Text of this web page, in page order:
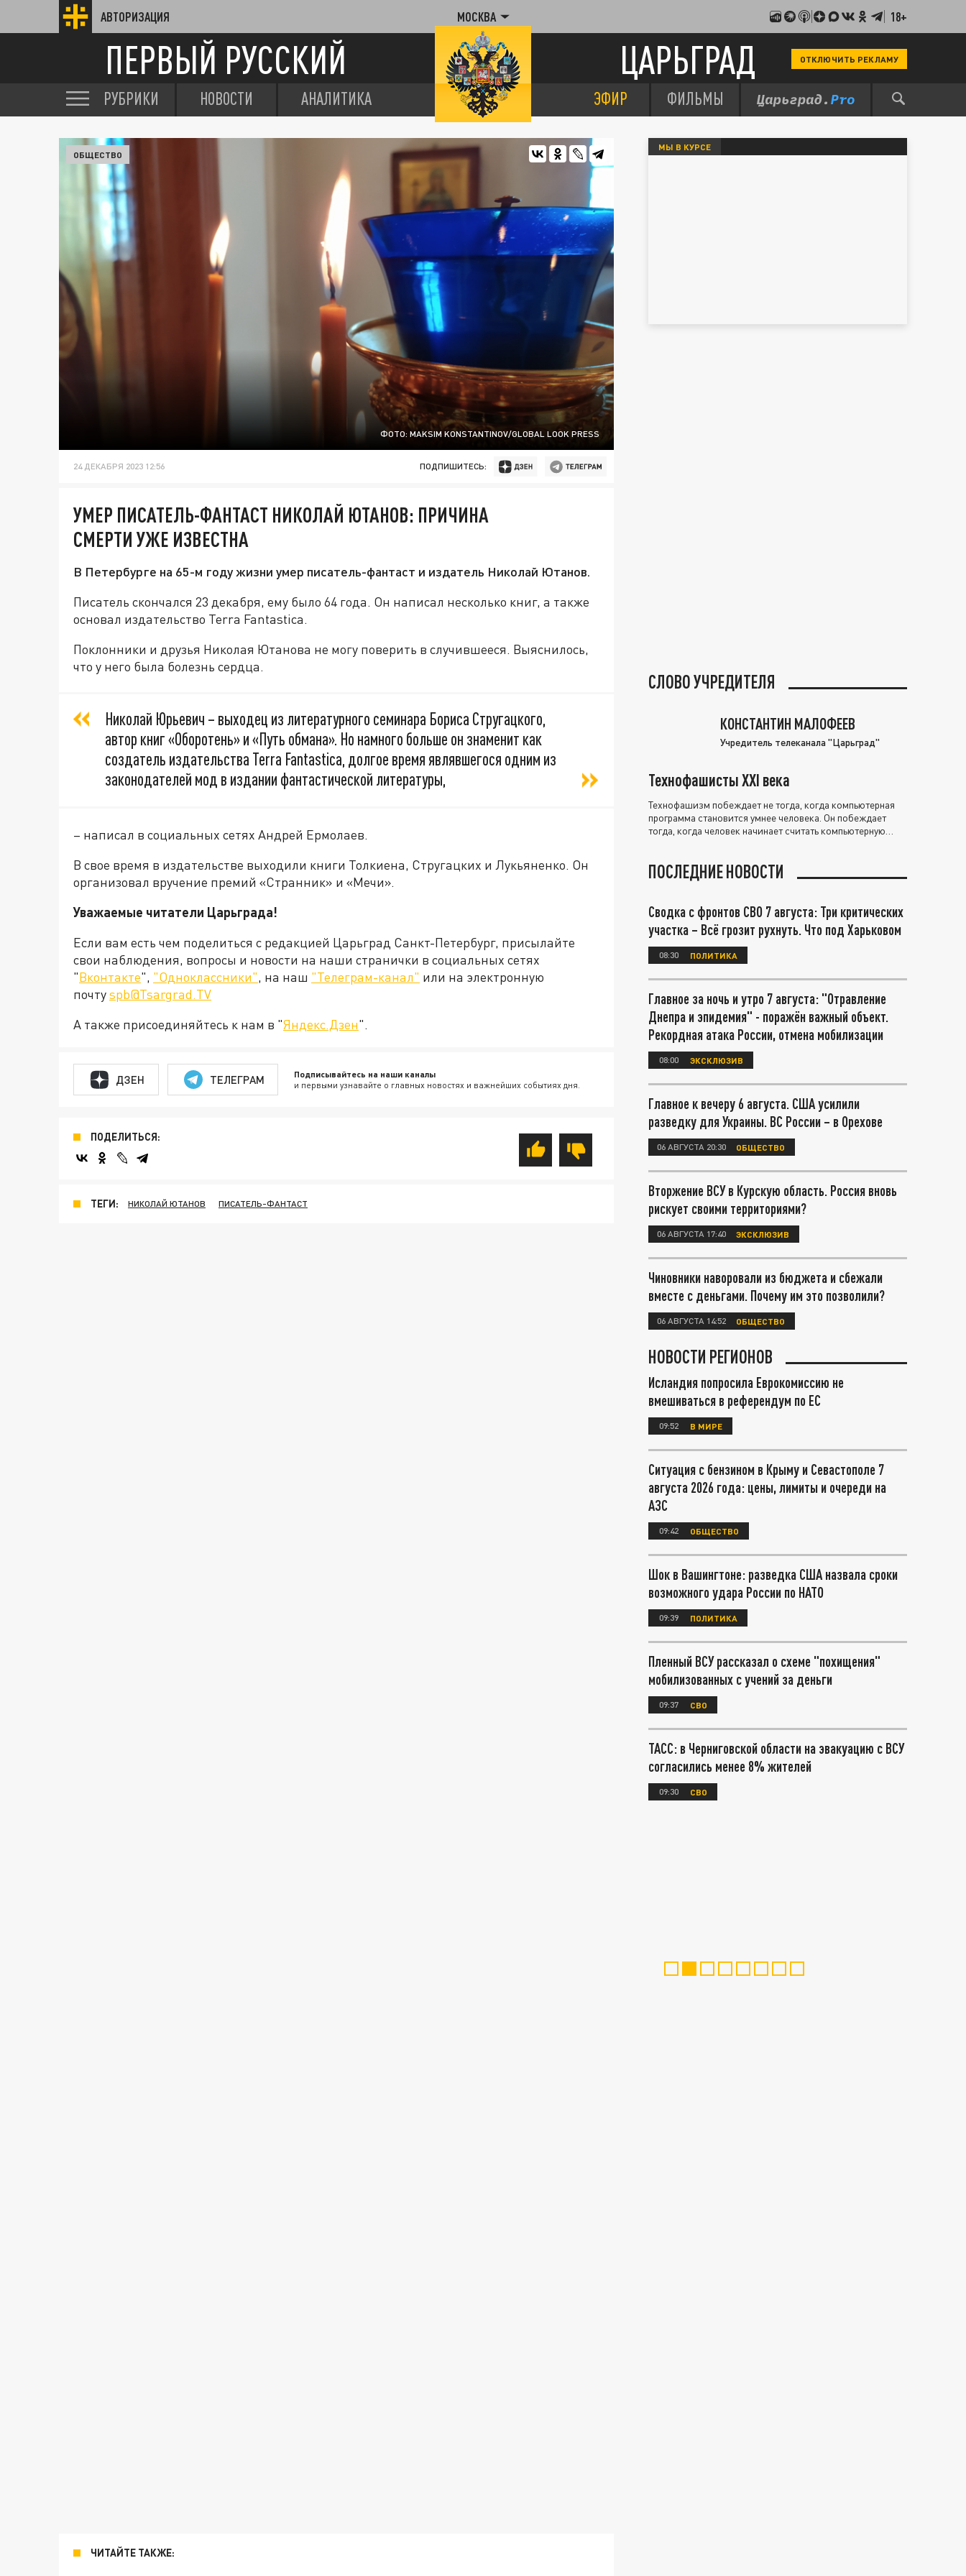
АВТОРИЗАЦИЯ МОСКВА 18+
ПЕРВЫЙ РУССКИЙ ЦАРЬГРАД ОТКЛЮЧИТЬ РЕКЛАМУ
РУБРИКИ НОВОСТИ АНАЛИТИКА ЭФИР ФИЛЬМЫ
ФОТО: MAKSIM KONSTANTINOV/GLOBAL LOOK PRESS
ОБЩЕСТВО
24 ДЕКАБРЯ 2023 12:56 ПОДПИШИТЕСЬ:
УМЕР ПИСАТЕЛЬ-ФАНТАСТ НИКОЛАЙ ЮТАНОВ: ПРИЧИНА
СМЕРТИ УЖЕ ИЗВЕСТНА
В Петербурге на 65-м году жизни умер писатель-фантаст и издатель Николай Ютанов.
Писатель скончался 23 декабря, ему было 64 года. Он написал несколько книг, а также
основал издательство Terra Fantastica.
Поклонники и друзья Николая Ютанова не могу поверить в случившееся. Выяснилось,
что у него была болезнь сердца.
Николай Юрьевич – выходец из литературного семинара Бориса Стругацкого,
автор книг «Оборотень» и «Путь обмана». Но намного больше он знаменит как
создатель издательства Terra Fantastica, долгое время являвшегося одним из
законодателей мод в издании фантастической литературы,
– написал в социальных сетях Андрей Ермолаев.
В свое время в издательстве выходили книги Толкиена, Стругацких и Лукьяненко. Он
организовал вручение премий «Странник» и «Мечи».
Уважаемые читатели Царьграда!
Если вам есть чем поделиться с редакцией Царьград Санкт-Петербург, присылайте
свои наблюдения, вопросы и новости на наши странички в социальных сетях
"Вконтакте", "Одноклассники", на наш "Телеграм-канал" или на электронную
почтуspb@Tsargrad.TV
А также присоединяйтесь к нам в "Яндекс.Дзен".
ДЗЕН ТЕЛЕГРАМ Подписывайтесь на наши каналы
и первыми узнавайте о главных новостях и важнейших событиях дня.
ПОДЕЛИТЬСЯ:
ТЕГИ: НИКОЛАЙ ЮТАНОВ ПИСАТЕЛЬ-ФАНТАСТ
ЧИТАЙТЕ ТАКЖЕ:
МЫ В КУРСЕ
СЛОВО УЧРЕДИТЕЛЯ
КОНСТАНТИН МАЛОФЕЕВ
Учредитель телеканала "Царьград"
Технофашисты XXI века
Технофашизм побеждает не тогда, когда компьютерная
программа становится умнее человека. Он побеждает
тогда, когда человек начинает считать компьютерную
ПОСЛЕДНИЕ НОВОСТИ
Сводка с фронтов СВО 7 августа: Три критических
участка – Всё грозит рухнуть. Что под Харьковом
08:30 ПОЛИТИКА
Главное за ночь и утро 7 августа: "Отравление
Днепра и эпидемия" - поражён важный объект.
Рекордная атака России, отмена мобилизации
08:00 ЭКСКЛЮЗИВ
Главное к вечеру 6 августа. США усилили
разведку для Украины. ВС России – в Орехове
06 АВГУСТА 20:30 ОБЩЕСТВО
Вторжение ВСУ в Курскую область. Россия вновь
рискует своими территориями?
06 АВГУСТА 17:40 ЭКСКЛЮЗИВ
Чиновники наворовали из бюджета и сбежали
вместе с деньгами. Почему им это позволили?
06 АВГУСТА 14:52 ОБЩЕСТВО
НОВОСТИ РЕГИОНОВ
Исландия попросила Еврокомиссию не
вмешиваться в референдум по ЕС
09:52 В МИРЕ
Ситуация с бензином в Крыму и Севастополе 7
августа 2026 года: цены, лимиты и очереди на
АЗС
09:42 ОБЩЕСТВО
Шок в Вашингтоне: разведка США назвала сроки
возможного удара России по НАТО
09:39 ПОЛИТИКА
Пленный ВСУ рассказал о схеме "похищения"
мобилизованных с учений за деньги
09:37 СВО
ТАСС: в Черниговской области на эвакуацию с ВСУ
согласились менее 8% жителей
09:30 СВО